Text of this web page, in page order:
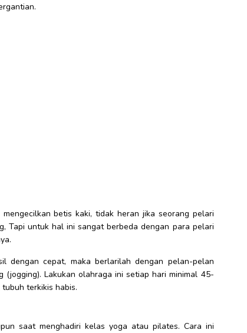
betis kaki, tidak heran jika seorang pelari
Tapi untuk hal ini sangat berbeda dengan para pelari
dengan cepat, maka berlarilah dengan pelan-pelan
Lakukan olahraga ini setiap hari minimal 45-
terkikis habis.
saat menghadiri kelas yoga atau pilates. Cara ini